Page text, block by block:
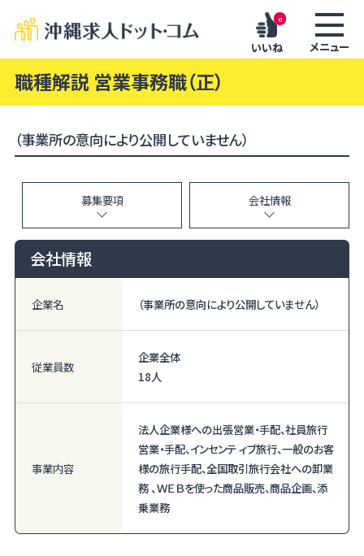
0
いいね メニュー
職種解説 営業事務職（正）
（事業所の意向により公開していません）
募集要項 会社情報
会社情報
企業名 （事業所の意向により公開していません）
従業員数
企業全体
18人
事業内容
法人企業様への出張営業・手配、社員旅行
営業・手配、インセンテ ィブ旅行、一般のお客
様の旅行手配、全国取引旅行会社への卸業
務 、ＷＥＢを使った商品販売、商品企画、添
乗業務